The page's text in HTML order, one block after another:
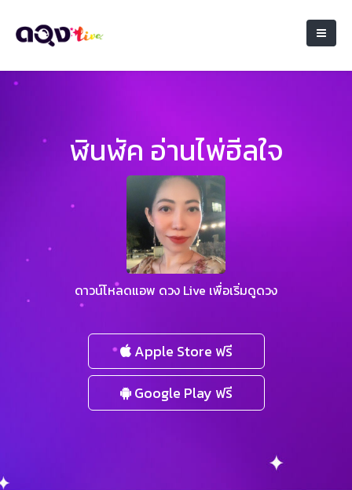
ฬินฬัค อ่านไพ่ฮีลใจ
ดาวน์โหลดแอพ ดวง Live เพื่อเริ่มดูดวง
Apple Store ฟรี
Google Play ฟรี